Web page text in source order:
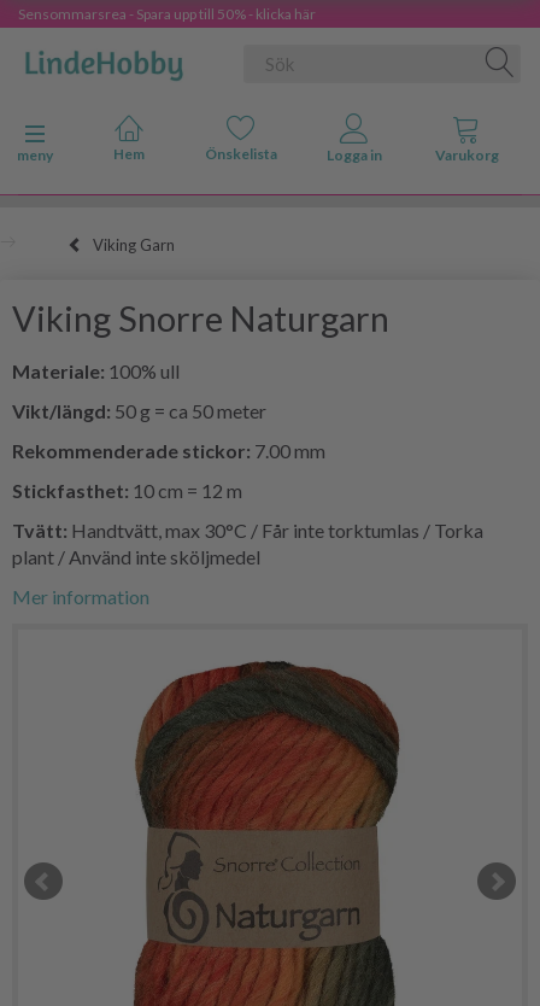
Sensommarsrea - Spara upp till 50% - klicka här
Ändra navigering
meny
Viking Garn
Viking Snorre Naturgarn
Materiale: 100% ull
Vikt/längd: 50 g = ca 50 meter
Rekommenderade stickor: 7.00 mm
Stickfasthet: 10 cm = 12 m
Tvätt: Handtvätt, max 30°C / Får inte torktumlas / Torka
plant / Använd inte sköljmedel
Mer information